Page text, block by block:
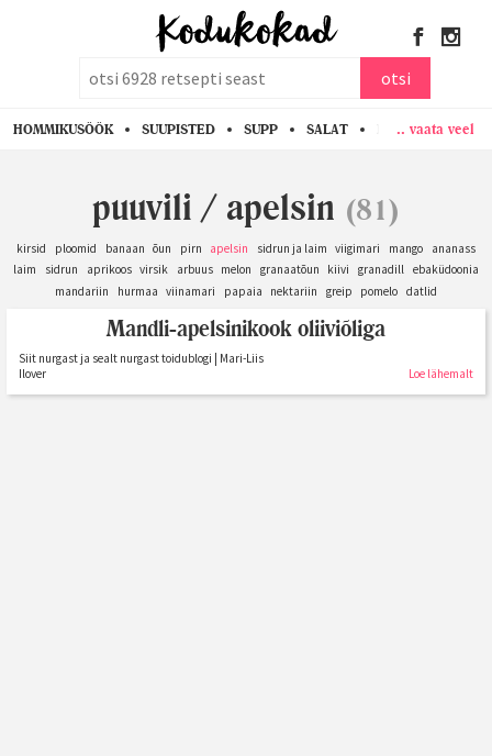
otsi
HOMMIKUSÖÖK SUUPISTED SUPP SALAT PASTA KANA
.. vaata veel
puuvili / apelsin (81)
kirsid ploomid banaan õun pirn apelsin sidrun ja laim viigimari mango
ananass
laim
sidrun aprikoos virsik arbuus melon granaatõun kiivi granadill ebaküdoonia
mandariin
hurmaa viinamari papaia nektariin greip pomelo datlid
Mandli-apelsinikook oliiviõliga
Siit nurgast ja sealt nurgast toidublogi | Mari-Liis
Ilover
Loe lähemalt